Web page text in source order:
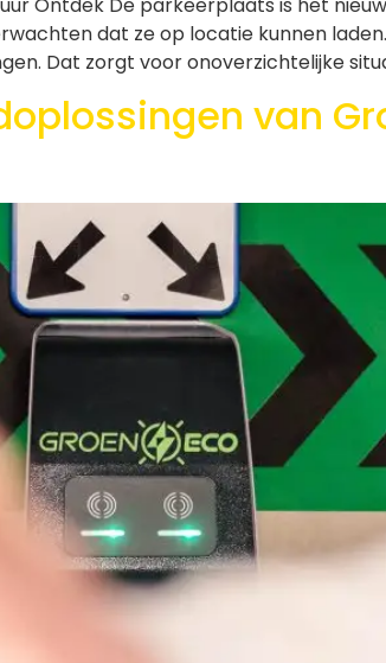
dat ze op locatie kunnen
Dat zorgt voor onoverzichtelijke
van